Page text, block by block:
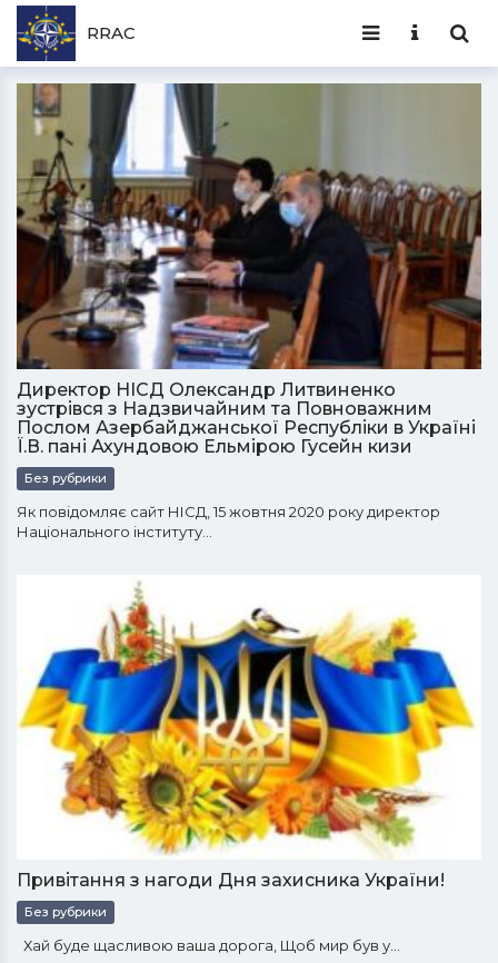
RRAC
Директор НІСД Олександр Литвиненко
зустрівся з Надзвичайним та Повноважним
Послом Азербайджанської Республіки в Україні
Ї.В. пані Ахундовою Ельмірою Гусейн кизи
Без рубрики
Як повідомляє сайт НІСД, 15 жовтня 2020 року директор
Національного інституту…
Привітання з нагоди Дня захисника України!
Без рубрики
Хай буде щасливою ваша дорога, Щоб мир був у…